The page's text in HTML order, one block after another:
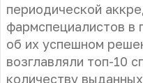
периодической
фармспециалистов
об их успешном
возглавляли топ-10
количеству